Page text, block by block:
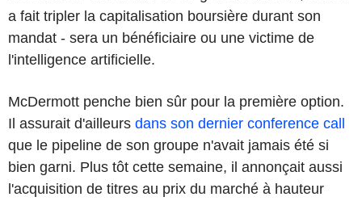
a fait tripler la capitalisation boursière durant son
mandat - sera un bénéficiaire ou une victime de
l'intelligence artificielle.
McDermott penche bien sûr pour la première option.
Il assurait d'ailleurs dans son dernier conference call
que le pipeline de son groupe n'avait jamais été si
bien garni. Plus tôt cette semaine, il annonçait aussi
l'acquisition de titres au prix du marché à hauteur